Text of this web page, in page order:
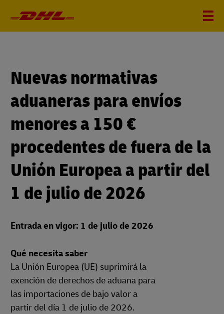
Nuevas normativas
aduaneras para envíos
menores a 150 €
procedentes de fuera de la
Unión Europea a partir del
1 de julio de 2026
Entrada en vigor: 1 de julio de 2026
Qué necesita saber
La Unión Europea (UE) suprimirá la
exención de derechos de aduana para
las importaciones de bajo valor a
partir del día 1 de julio de 2026.